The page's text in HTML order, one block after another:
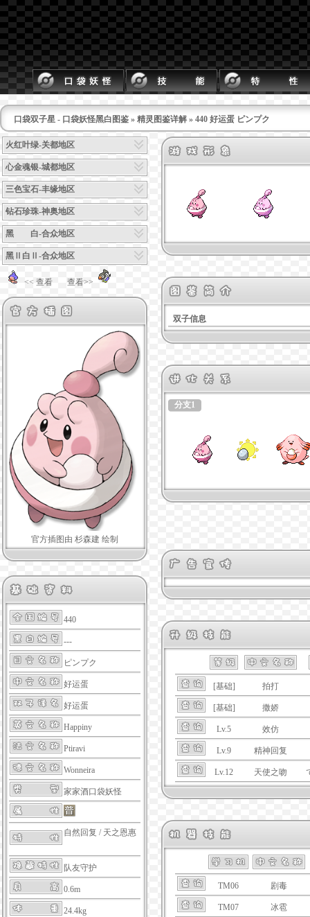
口袋双子星 - 口袋妖怪黑白图鉴 » 精灵图鉴详解 » 440 好运蛋 ピンプク
火红叶绿-关都地区
心金魂银-城都地区
三色宝石-丰缘地区
钻石珍珠-神奥地区
黑 白-合众地区
黑Ⅱ白Ⅱ-合众地区
<< 查看 查看>>
官方插图由 杉森建 绘制
440
---
ピンプク
好运蛋
好运蛋
Happiny
Ptiravi
Wonneira
家家酒口袋妖怪
自然回复 / 天之恩惠
队友守护
0.6m
24.4kg
双子信息
分支1
[基础] 拍打
[基础] 撒娇
Lv.5 效仿
Lv.9 精神回复
Lv.12 天使之吻
TM06 剧毒
TM07 冰雹